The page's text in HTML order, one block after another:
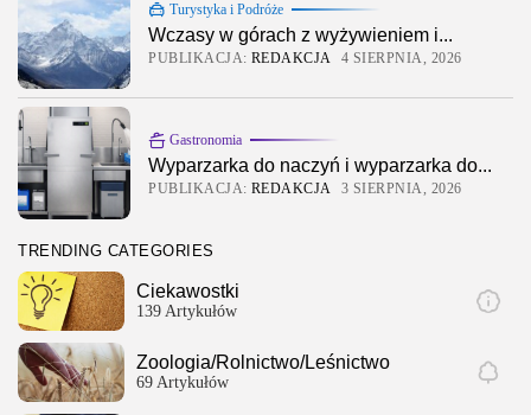
2026 Legolas Wszelkie prawa zastrzeżone. Treści
umieszczone na stronie chronione są prawem
Turystyka i Podróże
Wczasy w górach z wyżywieniem i...
PUBLIKACJA: REDAKCJA 4 SIERPNIA, 2026
Gastronomia
Wyparzarka do naczyń i wyparzarka do...
PUBLIKACJA: REDAKCJA 3 SIERPNIA, 2026
TRENDING CATEGORIES
Ciekawostki
139 Artykułów
Zoologia/Rolnictwo/Leśnictwo
69 Artykułów